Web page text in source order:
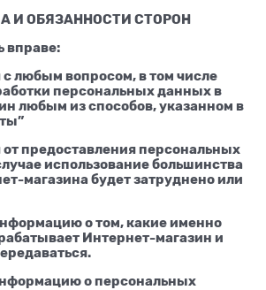
И ОБЯЗАННОСТИ СТОРОН
вправе:
с любым вопросом, в том числе
персональных данных в
любым из способов, указанном в
от предоставления персональных
использование большинства
магазина будет затруднено или
о том, какие именно
Интернет-магазин и
о персональных